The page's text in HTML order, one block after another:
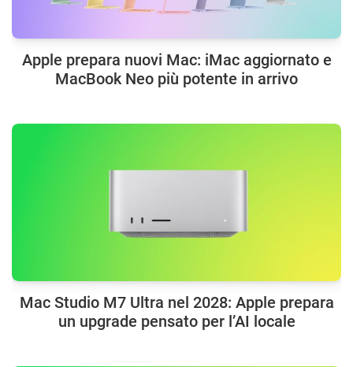
Apple prepara nuovi Mac: iMac aggiornato e
MacBook Neo più potente in arrivo
Mac Studio M7 Ultra nel 2028: Apple prepara
un upgrade pensato per l’AI locale